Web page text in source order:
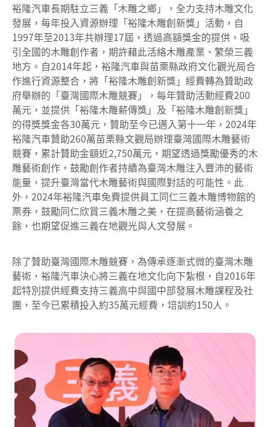
裕隆汽車長期駐立三義「木雕之鄉」，全力支持木雕文化
發展，每年投入資源辦理「裕隆木雕創新獎」活動，自
1997年至2013年共辦理17屆，透過高額獎金的提供，吸
引全國的木雕創作者，期許藉此活絡木雕產業、繁榮三義
地方。自2014年起，裕隆汽車與苗栗縣政府文化觀光局合
作進行資源整合，將「裕隆木雕創新獎」經費轉為贊助政
府舉辦的「臺灣國際木雕競賽」，每年贊助活動經費200
萬元，並提供「裕隆木雕薪傳獎」及「裕隆木雕創新獎」
的得獎獎金各30萬元，贊助至今已邁入第十一年，2024年
裕隆汽車贊助260萬苗栗縣文觀局辦理臺灣國際木雕藝術
競賽，累計贊助金額近2,750萬元，期望透過獎勵優秀的木
雕藝術創作，鼓勵創作者持續為臺灣木雕注入豐沛的藝術
能量，提升臺灣當代木雕藝術與國際對話的可能性。此
外，2024年裕隆汽車免費提供員工同仁三義木雕博物館的
票券，鼓勵同仁欣賞三義木雕之美，在提高藝術涵養之
餘，也期望促進三義在地觀光與人文發展。
除了贊助臺灣國際木雕競賽，為傳承逐漸式微的臺灣木雕
藝術，裕隆汽車決心將三義在地文化向下紮根，自2016年
起特別提供經費支持三義高中與國中部發展木雕課程及社
團，至今已累積投入約35萬元經費，培訓約150人。